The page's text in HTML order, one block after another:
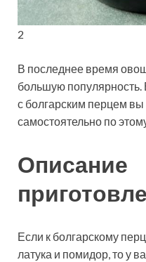
2
В последнее время
большую
с болгарским перцем
самостоятельно по
Описание
Если к болгарскому
латука и помидор, то у